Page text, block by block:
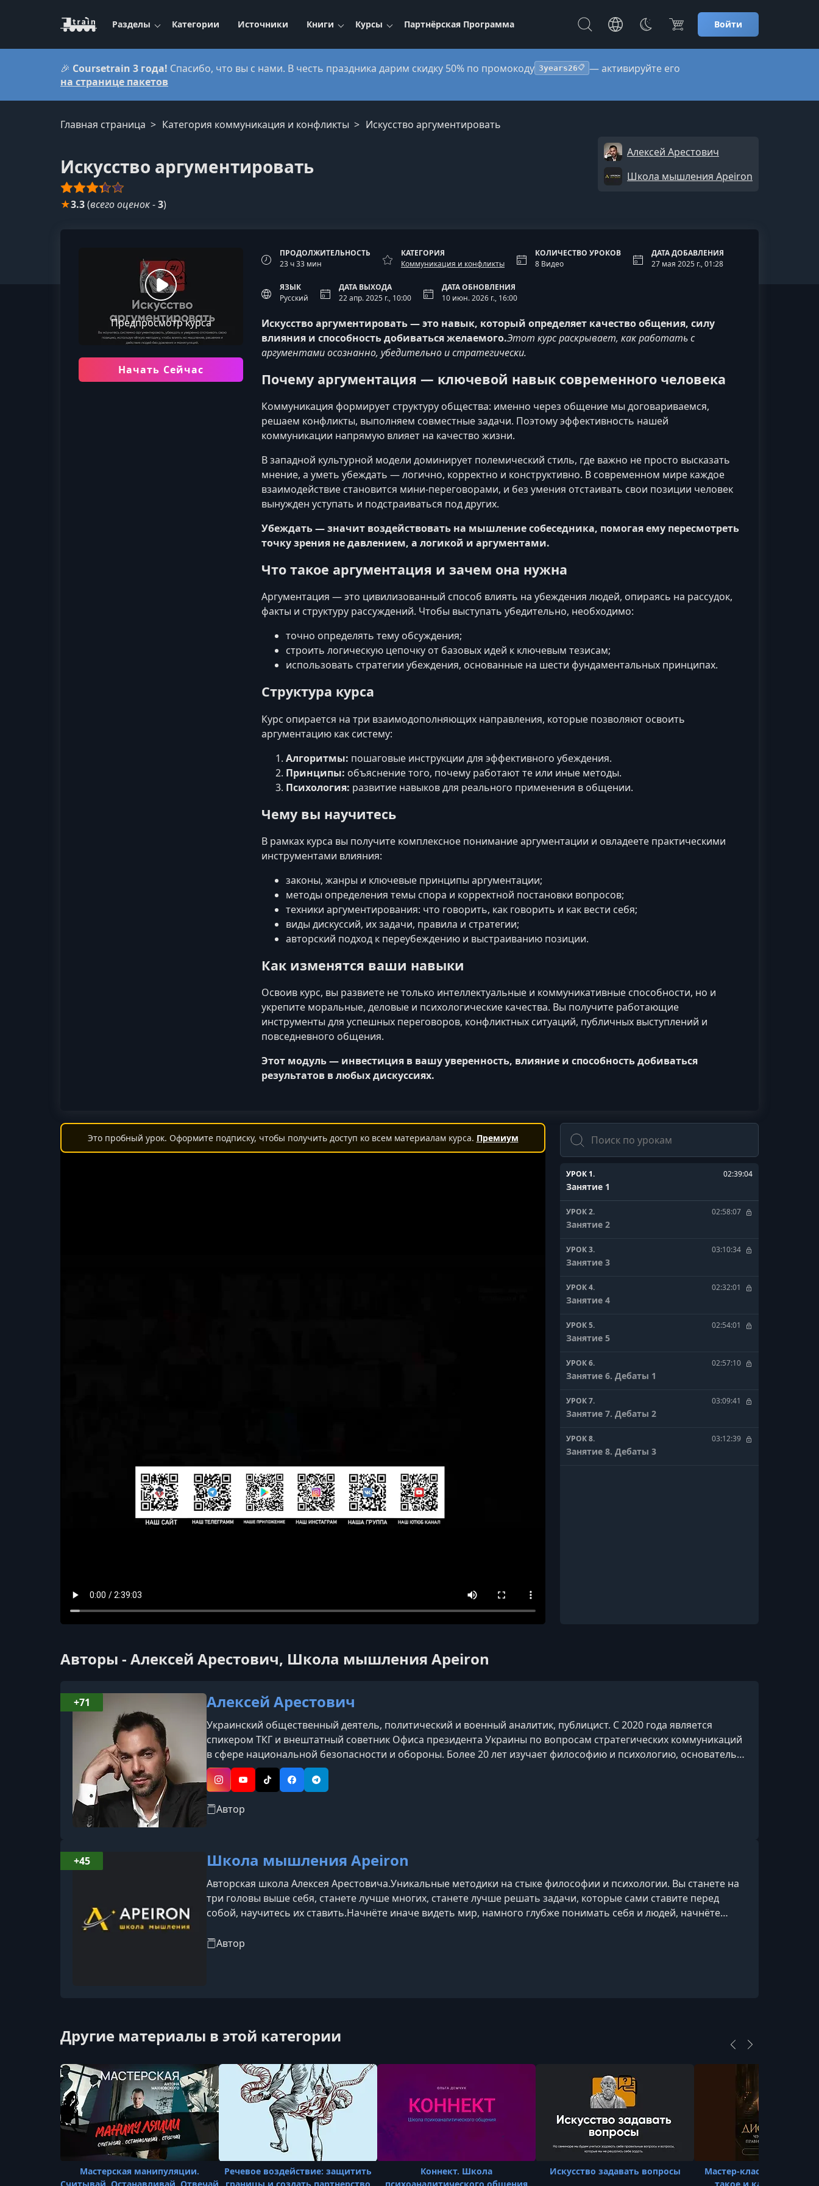
Разделы Категории Источники Книги Курсы Партнёрская Программа Войти
🎉 Coursetrain 3 года! Спасибо, что вы с нами. В честь праздника дарим скидку 50% по промокоду 3years26📋 — активируйте его
на странице пакетов
Главная страница Категория коммуникация и конфликты Искусство аргументировать
Искусство аргументировать
Алексей Арестович
Школа мышления Apeiron
★3.3(всего оценок-3)
Предпросмотр курса
Начать Сейчас
ПРОДОЛЖИТЕЛЬНОСТЬ
23 ч 33 мин
КАТЕГОРИЯ
Коммуникация и конфликты
КОЛИЧЕСТВО УРОКОВ
8 Видео
ДАТА ДОБАВЛЕНИЯ
27 мая 2025 г., 01:28
ЯЗЫК
Русский
ДАТА ВЫХОДА
22 апр. 2025 г., 10:00
ДАТА ОБНОВЛЕНИЯ
10 июн. 2026 г., 16:00
Искусство аргументировать — это навык, который определяет качество общения, силу
влияния и способность добиваться желаемого.Этот курс раскрывает, как работать с
аргументами осознанно, убедительно и стратегически.
Почему аргументация — ключевой навык современного человека
Коммуникация формирует структуру общества: именно через общение мы договариваемся,
решаем конфликты, выполняем совместные задачи. Поэтому эффективность нашей
коммуникации напрямую влияет на качество жизни.
В западной культурной модели доминирует полемический стиль, где важно не просто высказать
мнение, а уметь убеждать — логично, корректно и конструктивно. В современном мире каждое
взаимодействие становится мини-переговорами, и без умения отстаивать свои позиции человек
вынужден уступать и подстраиваться под других.
Убеждать — значит воздействовать на мышление собеседника, помогая ему пересмотреть
точку зрения не давлением, а логикой и аргументами.
Что такое аргументация и зачем она нужна
Аргументация — это цивилизованный способ влиять на убеждения людей, опираясь на рассудок,
факты и структуру рассуждений. Чтобы выступать убедительно, необходимо:
точно определять тему обсуждения;
строить логическую цепочку от базовых идей к ключевым тезисам;
использовать стратегии убеждения, основанные на шести фундаментальных принципах.
Структура курса
Курс опирается на три взаимодополняющих направления, которые позволяют освоить
аргументацию как систему:
Алгоритмы: пошаговые инструкции для эффективного убеждения.
Принципы: объяснение того, почему работают те или иные методы.
Психология: развитие навыков для реального применения в общении.
Чему вы научитесь
В рамках курса вы получите комплексное понимание аргументации и овладеете практическими
инструментами влияния:
законы, жанры и ключевые принципы аргументации;
методы определения темы спора и корректной постановки вопросов;
техники аргументирования: что говорить, как говорить и как вести себя;
виды дискуссий, их задачи, правила и стратегии;
авторский подход к переубеждению и выстраиванию позиции.
Как изменятся ваши навыки
Освоив курс, вы развиете не только интеллектуальные и коммуникативные способности, но и
укрепите моральные, деловые и психологические качества. Вы получите работающие
инструменты для успешных переговоров, конфликтных ситуаций, публичных выступлений и
повседневного общения.
Этот модуль — инвестиция в вашу уверенность, влияние и способность добиваться
результатов в любых дискуссиях.
Это пробный урок. Оформите подписку, чтобы получить доступ ко всем материалам курса. Премиум
Поиск
УРОК 1. 02:39:04
Занятие 1
УРОК 2. 02:58:07
Занятие 2
УРОК 3. 03:10:34
Занятие 3
УРОК 4. 02:32:01
Занятие 4
УРОК 5. 02:54:01
Занятие 5
УРОК 6. 02:57:10
Занятие 6. Дебаты 1
УРОК 7. 03:09:41
Занятие 7. Дебаты 2
УРОК 8. 03:12:39
Занятие 8. Дебаты 3
Авторы - Алексей Арестович, Школа мышления Apeiron
Алексей Арестович
Украинский общественный деятель, политический и военный аналитик, публицист. С 2020 года является
спикером ТКГ и внештатный советник Офиса президента Украины по вопросам стратегических коммуникаций
в сфере национальной безопасности и обороны. Более 20 лет изучает философию и психологию, основатель и
учитель школы мышления «Апейрон».
InstagramYouTubeTikTokFacebookTelegram
Автор
+71
Школа мышления Apeiron
Авторская школа Алексея Арестовича.Уникальные методики на стыке философии и психологии. Вы станете на
три головы выше себя, станете лучше многих, станете лучше решать задачи, которые сами ставите перед
собой, научитесь их ставить.Начнёте иначе видеть мир, намного глубже понимать себя и людей, начнёте
Автор
+45
Другие материалы в этой категории
Мастерская манипуляции.
Речевое воздействие: защитить
Коннект. Школа
Искусство задавать вопросы
Мастер-класс